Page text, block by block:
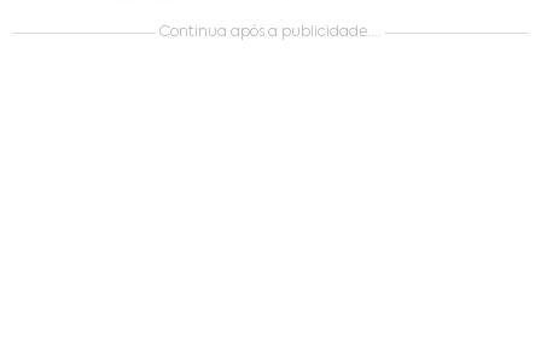
Continua após a publicidade....